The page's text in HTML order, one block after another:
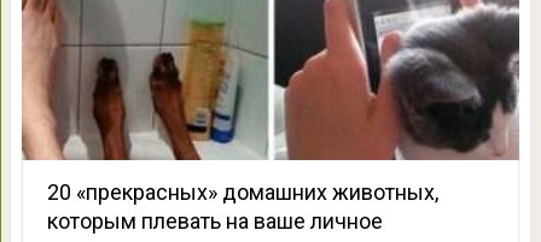
20 «прекрасных» домашних животных,
которым плевать на ваше личное